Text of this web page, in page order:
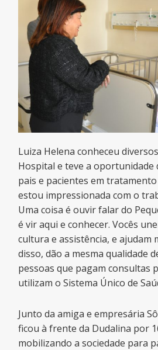
Luiza Helena conheceu
Hospital e teve a oportunidade
pais e pacientes em
estou impressionada com o
Uma coisa é ouvir falar do
é vir aqui e conhecer. Vocês
cultura e assistência, e ajudam
disso, dão a mesma qualidade
pessoas que pagam consultas
utilizam o Sistema Único de
Junto da amiga e empresária
ficou à frente da Dudalina por
mobilizando a sociedade para